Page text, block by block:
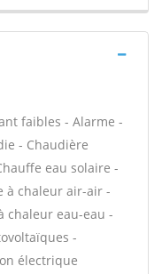
faibles - Alarme -
- Chaudière
eau solaire -
à chaleur air-air -
chaleur eau-eau -
-
électrique